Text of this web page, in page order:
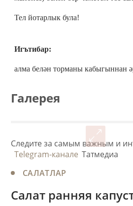
Тел йотарлык була!
Игътибар:
алма белән торманы кабыгыннан
Галерея
Следите за самым важным и
Telegram-канале Татмедиа
САЛАТЛАР
Салат ранняя